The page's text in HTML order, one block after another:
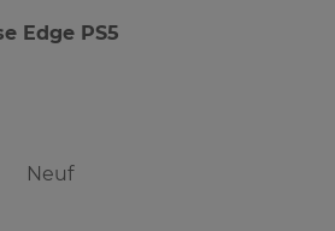
Edge PS5
Neuf